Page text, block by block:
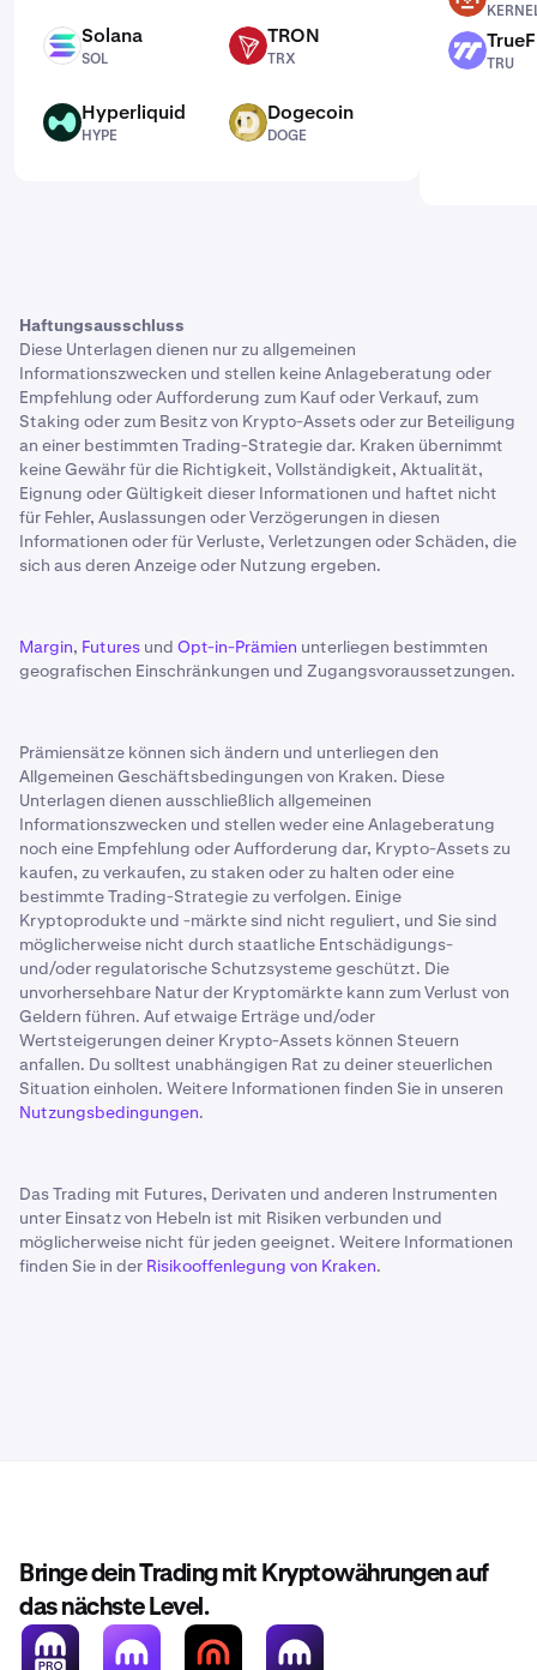
SOL Solana
SOL
TRX TRON
TRX
HYPE Hyperliquid
HYPE
DOGE Dogecoin
DOGE
TRU
TRU
Haftungsausschluss
Diese Unterlagen dienen nur zu allgemeinen
Informationszwecken und stellen keine Anlageberatung oder
Empfehlung oder Aufforderung zum Kauf oder Verkauf, zum
Staking oder zum Besitz von Krypto-Assets oder zur Beteiligung
an einer bestimmten Trading-Strategie dar. Kraken übernimmt
keine Gewähr für die Richtigkeit, Vollständigkeit, Aktualität,
Eignung oder Gültigkeit dieser Informationen und haftet nicht
für Fehler, Auslassungen oder Verzögerungen in diesen
Informationen oder für Verluste, Verletzungen oder Schäden, die
sich aus deren Anzeige oder Nutzung ergeben.
Margin, Futures und Opt-in-Prämien unterliegen bestimmten
geografischen Einschränkungen und Zugangsvoraussetzungen.
Prämiensätze können sich ändern und unterliegen den
Allgemeinen Geschäftsbedingungen von Kraken. Diese
Unterlagen dienen ausschließlich allgemeinen
Informationszwecken und stellen weder eine Anlageberatung
noch eine Empfehlung oder Aufforderung dar, Krypto-Assets zu
kaufen, zu verkaufen, zu staken oder zu halten oder eine
bestimmte Trading-Strategie zu verfolgen. Einige
Kryptoprodukte und -märkte sind nicht reguliert, und Sie sind
möglicherweise nicht durch staatliche Entschädigungs-
und/oder regulatorische Schutzsysteme geschützt. Die
unvorhersehbare Natur der Kryptomärkte kann zum Verlust von
Geldern führen. Auf etwaige Erträge und/oder
Wertsteigerungen deiner Krypto-Assets können Steuern
anfallen. Du solltest unabhängigen Rat zu deiner steuerlichen
Situation einholen. Weitere Informationen finden Sie in unseren
Nutzungsbedingungen.
Das Trading mit Futures, Derivaten und anderen Instrumenten
unter Einsatz von Hebeln ist mit Risiken verbunden und
möglicherweise nicht für jeden geeignet. Weitere Informationen
finden Sie in der Risikooffenlegung von Kraken.
Bringe dein Trading mit Kryptowährungen auf
das nächste Level.